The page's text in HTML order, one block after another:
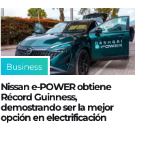
Business
Nissan e‑POWER obtiene
Récord Guinness,
demostrando ser la mejor
opción en electrificación